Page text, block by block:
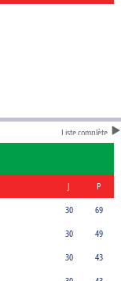
Liste complète
J
P
30
69
30
49
30
43